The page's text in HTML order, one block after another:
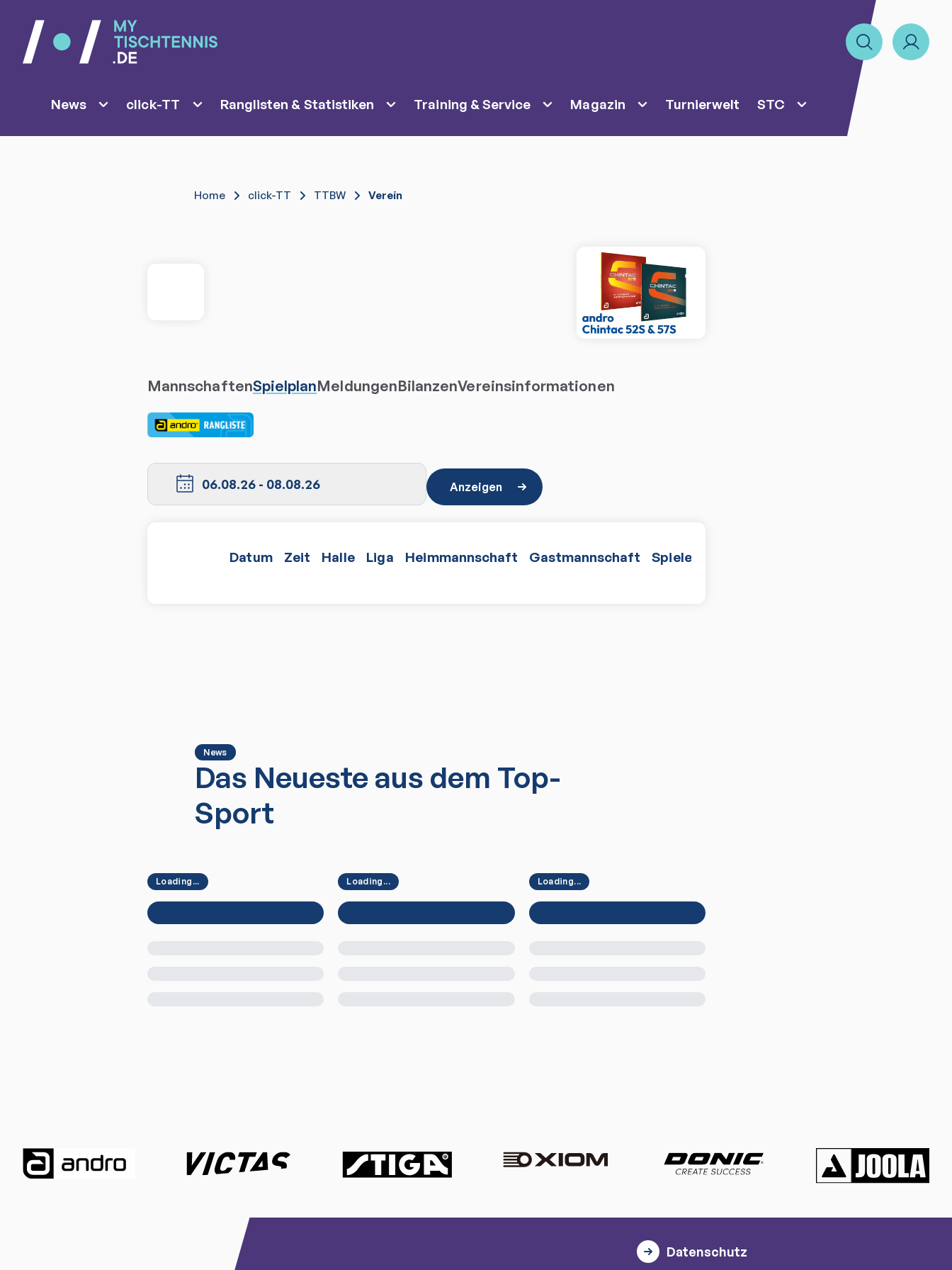
News click-TT Ranglisten & Statistiken Training & Service Magazin Turnierwelt STC
Home click-TT TTBW Verein
MannschaftenSpielplanMeldungenBilanzenVereinsinformationen
06.08.26 - 08.08.26 Anzeigen
Datum Zeit Halle Liga Heimmannschaft Gastmannschaft Spiele
News
Das Neueste aus dem Top-
Sport
Loading... Loading... Loading...
Datenschutz